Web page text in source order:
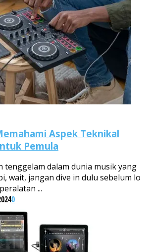
Aspek Teknikal
Pemula
tenggelam dalam dunia musik yang
wait, jangan dive in dulu sebelum lo
...
0